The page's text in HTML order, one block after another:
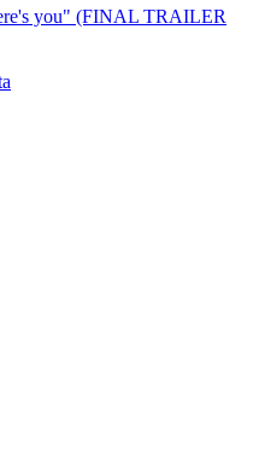
you" (FINAL TRAILER